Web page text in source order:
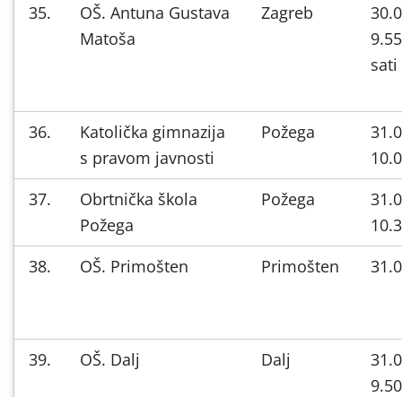
35.
OŠ. Antuna Gustava
Matoša
Zagreb
sati
36.
Katolička gimnazija
s pravom javnosti
Požega
37.
Obrtnička škola
Požega
Požega
38.
OŠ. Primošten Primošten
39. OŠ. Dalj Dalj